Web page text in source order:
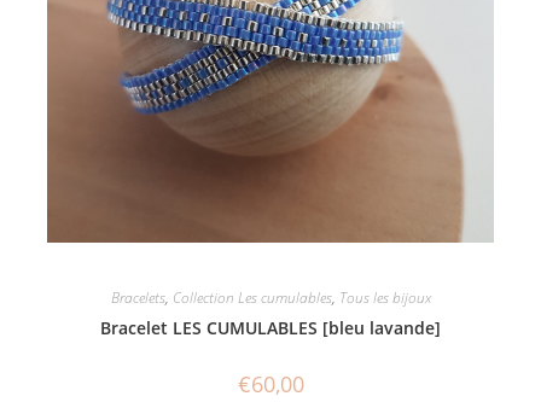
Bracelets, Collection Les cumulables, Tous les bijoux
Bracelet LES CUMULABLES [bleu lavande]
€60,00